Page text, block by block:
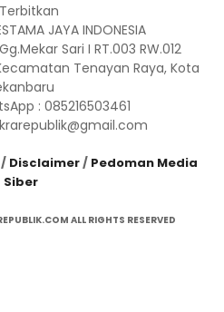
JAYA INDONESIA
Sari I RT.003 RW.012
Tenayan Raya, Kota
: 085216503461
/ Disclaimer/ Pedoman Media
Siber
ALL RIGHTS RESERVED